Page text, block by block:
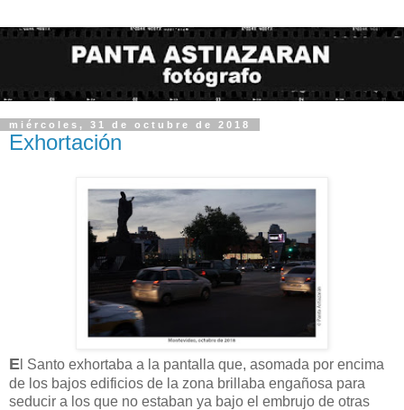
miércoles, 31 de octubre de 2018
Exhortación
E l Santo exhortaba a la pantalla que, asomada por encima
de los bajos edificios de la zona brillaba engañosa para
seducir a los que no estaban ya bajo el embrujo de otras